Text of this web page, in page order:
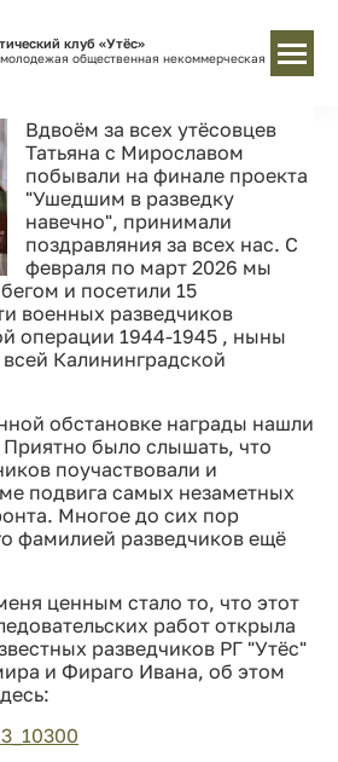
клуб «Утёс»
общественная некоммерческая
Вдвоём за всех утёсовцев
Татьяна с Мирославом
побывали на финале проекта
"Ушедшим в разведку
навечно", принимали
поздравляния за всех нас. С
февраля по март 2026 мы
и посетили 15
военных разведчиков
операции 1944-1945 , ныны
Калининградской
обстановке награды нашли
Приятно было слышать, что
поучаствовали и
подвига самых незаметных
Многое до сих пор
фамилией разведчиков ещё
ценным стало то, что этот
работ открыла
разведчиков РГ "Утёс"
и Фираго Ивана, об этом